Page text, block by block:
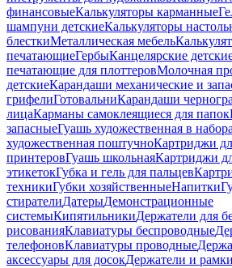
финансовыеКалькуляторы карманные
шампуни детскиеКалькуляторы
блесткиМеталлическая мебель
печатающиеГербыКанцелярские
печатающие для плоттеровМолочная
детскиеКарандаши механические и
грифелиГотовальниКарандаши
лицаКарманы самоклеящиеся для папок
запасныеГуашь художественная в
художественная поштучноКартриджи
принтеровГуашь школьнаяКартриджи
этикетокГубка и гель для пальцев
техникиГубки хозяйственныеНапитки
стирателиДатерыДемонстрационные
системыКипятильникиДержатели для
рисованияКлавиатуры беспроводные
телефоновКлавиатуры проводные
аксессуары для досокДержатели и